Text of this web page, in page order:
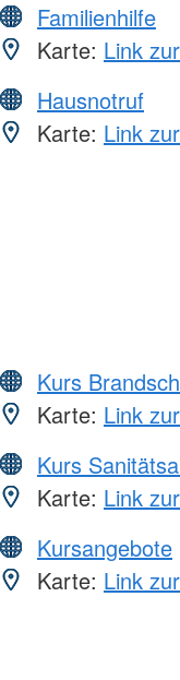
Familienhilfe
Karte: Link
Hausnotruf
Karte: Link
Kurs
Karte: Link
Kurs
Karte: Link
Kursangebote
Karte: Link